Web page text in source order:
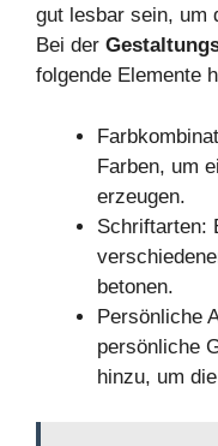
gut lesbar sein, um
Bei der
folgende Elemente
Farben, um
erzeugen.
Schriftarten:
betonen.
Persönliche
persönliche
hinzu, um